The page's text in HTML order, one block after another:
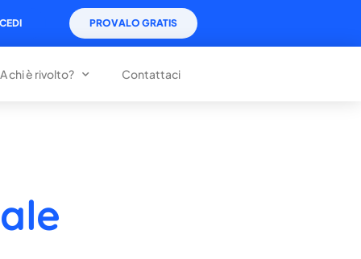
PROVALO GRATIS
A chi è rivolto? Contattaci